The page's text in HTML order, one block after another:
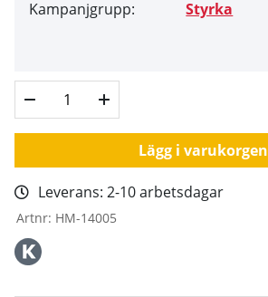
Kampanjgrupp: Styrka
Lägg i varukorgen
Leverans: 2-10 arbetsdagar
Artnr: HM-14005